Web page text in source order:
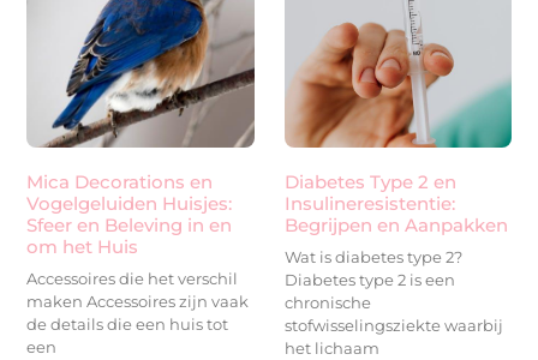
Mica Decorations en
Vogelgeluiden Huisjes:
Sfeer en Beleving in en
om het Huis
Accessoires die het verschil
maken Accessoires zijn vaak
de details die een huis tot
een
Diabetes Type 2 en
Insulineresistentie:
Begrijpen en Aanpakken
Wat is diabetes type 2?
Diabetes type 2 is een
chronische
stofwisselingsziekte waarbij
het lichaam